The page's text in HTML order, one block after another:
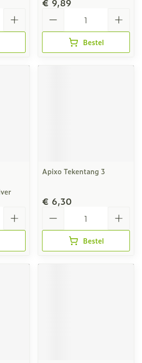
€ 9,89
Bestel
Apixo Tekentang 3
€ 6,30
Bestel